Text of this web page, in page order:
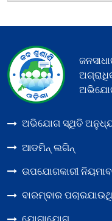
ଅଭିଯୋଗ ସ୍ଥିତି
ଆଡମିନ୍ ଲଗିନ୍
ଉପଯୋଗକାରୀ
ବାରମ୍ବାର